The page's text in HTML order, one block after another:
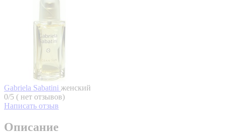
Gabriela Sabatini женский
0/5 ( нет отзывов)
Написать отзыв
Описание